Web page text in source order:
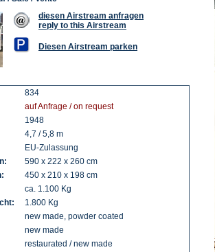
diesen Airstream anfragen
reply to this Airstream
Diesen Airstream parken
834
auf Anfrage / on request
1948
4,7 / 5,8 m
EU-Zulassung
590 x 222 x 260 cm
450 x 210 x 198 cm
ca. 1.100 Kg
1.800 Kg
new made, powder coated
new made
restaurated / new made